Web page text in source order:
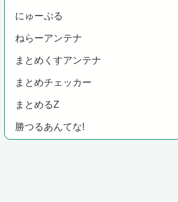
にゅーぷる
ねらーアンテナ
まとめくすアンテナ
まとめチェッカー
まとめるZ
勝つるあんてな!